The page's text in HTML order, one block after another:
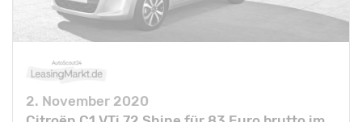
2. November 2020